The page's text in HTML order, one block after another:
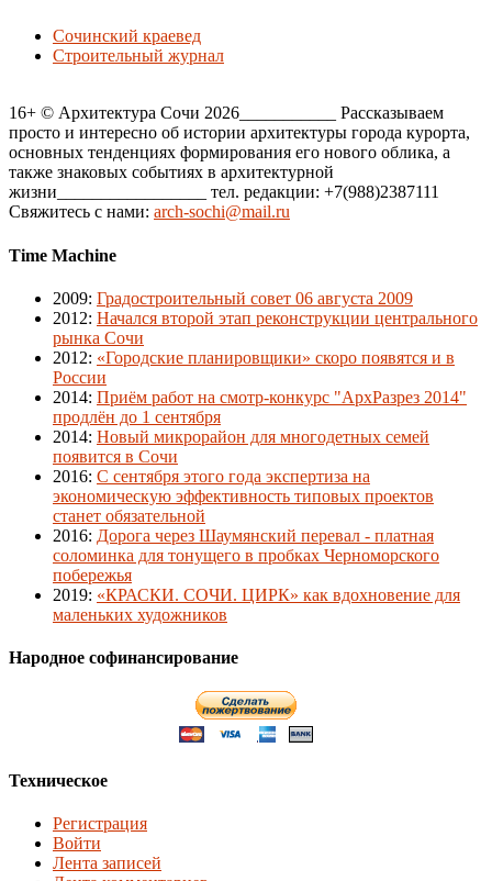
Сочинский краевед
Строительный журнал
16+ © Архитектура Сочи 2026___________ Рассказываем
просто и интересно об истории архитектуры города курорта,
основных тенденциях формирования его нового облика, а
также знаковых событиях в архитектурной
жизни_________________ тел. редакции: +7(988)2387111
Свяжитесь с нами: arch-sochi@mail.ru
Time Machine
2009: Градостроительный совет 06 августа 2009
2012: Начался второй этап реконструкции центрального
рынка Сочи
2012: «Городские планировщики» скоро появятся и в
России
2014: Приём работ на смотр-конкурс "АрхРазрез 2014"
продлён до 1 сентября
2014: Новый микрорайон для многодетных семей
появится в Сочи
2016: С сентября этого года экспертиза на
экономическую эффективность типовых проектов
станет обязательной
2016: Дорога через Шаумянский перевал - платная
соломинка для тонущего в пробках Черноморского
побережья
2019: «КРАСКИ. СОЧИ. ЦИРК» как вдохновение для
маленьких художников
Народное софинансирование
Техническое
Регистрация
Войти
Лента записей